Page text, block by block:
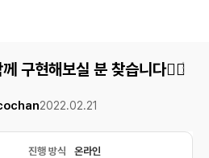
구현해보실 분 찾습니다✋🏻
2022.02.21
진행 방식 온라인